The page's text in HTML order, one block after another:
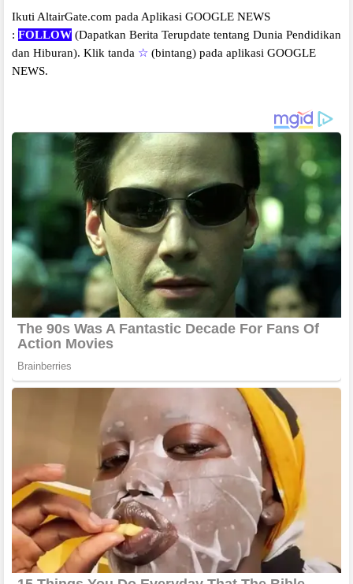
Ikuti AltairGate.com pada Aplikasi GOOGLE NEWS
: FOLLOW (Dapatkan Berita Terupdate tentang Dunia Pendidikan
dan Hiburan). Klik tanda ☆ (bintang) pada aplikasi GOOGLE
NEWS.